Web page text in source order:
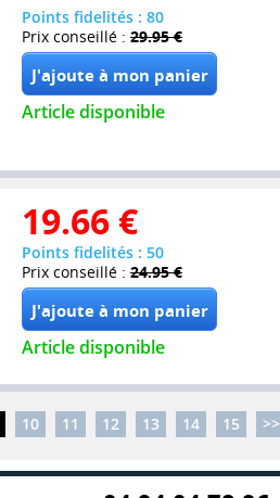
Points fidelités : 80
Prix conseillé : 29.95 €
Article disponible
19.66 €
Points fidelités : 50
Prix conseillé : 24.95 €
Article disponible
10 11 12 13 14 15 >>